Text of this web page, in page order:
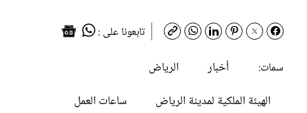
تابعونا على :
سمات:
أخبار
الرياض
الهيئة الملكية لمدينة الرياض
ساعات العمل